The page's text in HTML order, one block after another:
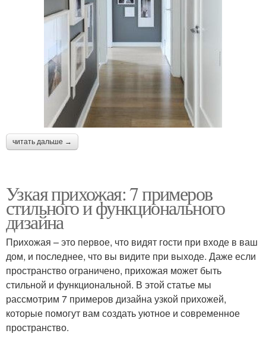
читать дальше →
Узкая прихожая: 7 примеров
стильного и функционального
дизайна
Прихожая – это первое, что видят гости при входе в ваш
дом, и последнее, что вы видите при выходе. Даже если
пространство ограничено, прихожая может быть
стильной и функциональной. В этой статье мы
рассмотрим 7 примеров дизайна узкой прихожей,
которые помогут вам создать уютное и современное
пространство.